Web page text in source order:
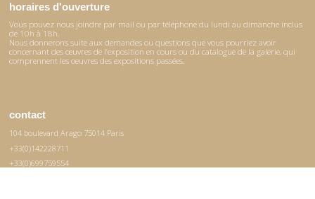
horaires d'ouverture
Vous pouvez nous joindre par mail ou par téléphone du lundi au dimanche inclus
de 10h à 18h.
Nous donnerons suite aux demandes ou questions que vous pourriez avoir
concernant des œuvres de l’exposition en cours ou du catalogue de la galerie, qui
comprennent les oeuvres des expositions passées.
contact
104 boulevard Arago 75014 Paris
+33(0)142228711
+33(0)699759554